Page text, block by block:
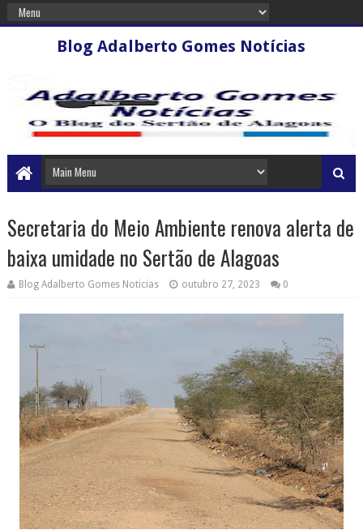
Blog Adalberto Gomes Notícias
Secretaria do Meio Ambiente renova alerta de
baixa umidade no Sertão de Alagoas
Blog Adalberto Gomes Noticias outubro 27, 2023 0